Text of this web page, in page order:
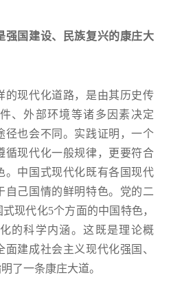
强国建设、民族复兴的康庄大
现代化道路，是由其历史传
、外部环境等诸多因素决定
径也会不同。实践证明，一个
循现代化一般规律，更要符合
。中国式现代化既有各国现代
自己国情的鲜明特色。党的二
现代化5个方面的中国特色，
的科学内涵。这既是理论概
建成社会主义现代化强国、
了一条康庄大道。